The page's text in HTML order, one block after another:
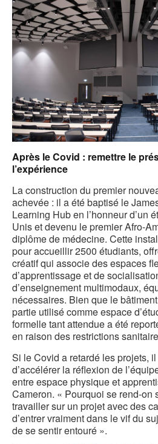
Après le Covid : remettre le
l’expérience
La construction du premier
achevée : il a été baptisé le
Learning Hub en l’honneur d’un
Unis et devenu le premier Afro-
diplôme de médecine. Cette
pour accueillir 2500 étudiants,
créatif qui associe des espaces
d’apprentissage et de
d’enseignement multimodaux,
nécessaires. Bien que le
partie utilisé comme espace
formelle tant attendue a été
en raison des restrictions
Si le Covid a retardé les projets,
d’accélérer la réflexion de
entre espace physique et
Cameron. « Pourquoi se rend-on
travailler sur un projet avec des
d’entrer vraiment dans le vif du
de se sentir entouré ».